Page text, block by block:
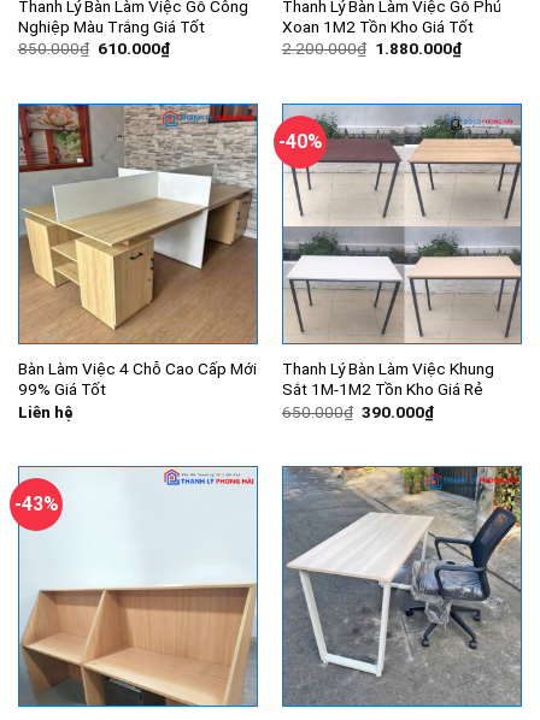
Thanh Lý Bàn Làm Việc Gỗ Công
Nghiệp Màu Trắng Giá Tốt
850.000₫ Giá
610.000₫Giá
hiện
610.000₫.
Thanh Lý Bàn Làm Việc Gỗ Phủ
Xoan 1M2 Tồn Kho Giá Tốt
2.200.000₫ Giá
1.880.000₫Giá
hiện
Bàn Làm Việc 4 Chỗ Cao Cấp Mới
99% Giá Tốt
Liên hệ
-40%
Thanh Lý Bàn Làm Việc Khung
Sắt 1M-1M2 Tồn Kho Giá Rẻ
650.000₫ Giá
390.000₫Giá
hiện
390.000₫.
-43%